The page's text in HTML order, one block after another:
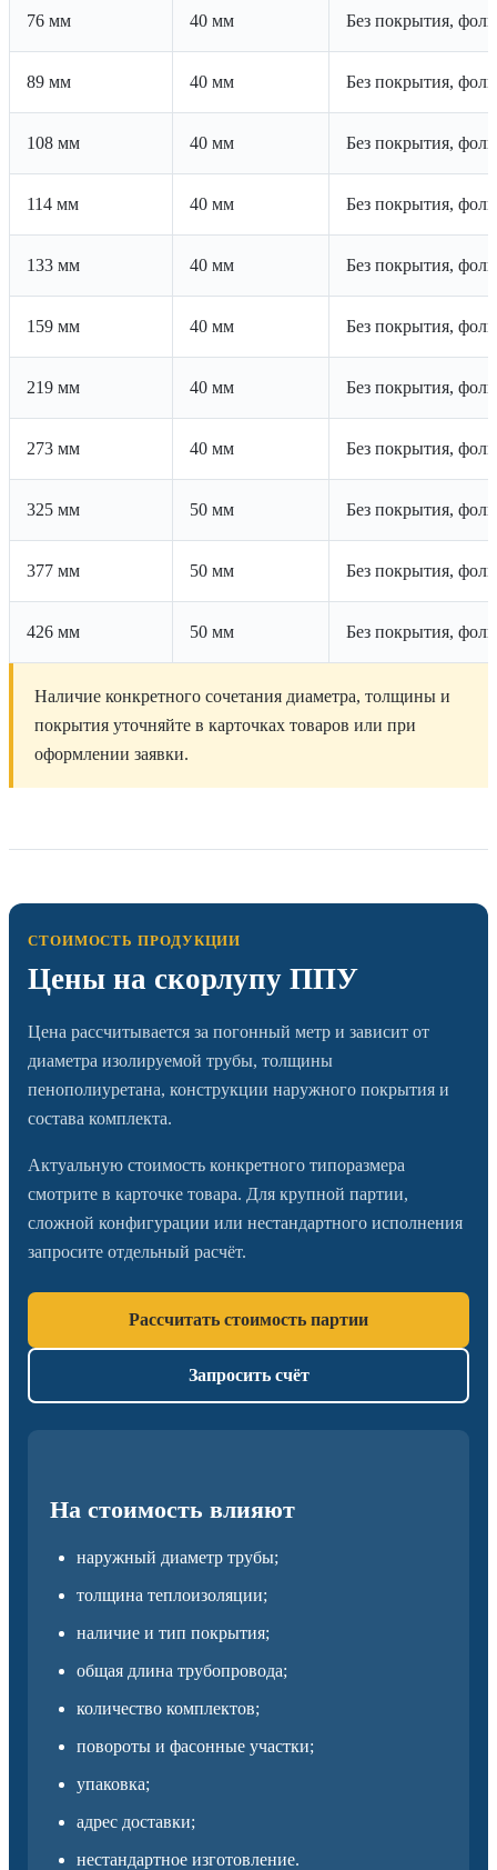
76 мм 40 мм Без покрытия,
89 мм 40 мм Без покрытия,
108 мм 40 мм Без покрытия,
114 мм 40 мм Без покрытия,
133 мм 40 мм Без покрытия,
159 мм 40 мм Без покрытия,
219 мм 40 мм Без покрытия,
273 мм 40 мм Без покрытия,
325 мм 50 мм Без покрытия,
377 мм 50 мм Без покрытия,
426 мм 50 мм Без покрытия,
Наличие конкретного сочетания диаметра, толщины и
покрытия уточняйте в карточках товаров или при
оформлении заявки.
СТОИМОСТЬ ПРОДУКЦИИ
Цены на скорлупу ППУ
Цена рассчитывается за погонный метр и зависит от
диаметра изолируемой трубы, толщины
пенополиуретана, конструкции наружного покрытия и
состава комплекта.
Актуальную стоимость конкретного типоразмера
смотрите в карточке товара. Для крупной партии,
сложной конфигурации или нестандартного исполнения
запросите отдельный расчёт.
Рассчитать стоимость партии
Запросить счёт
На стоимость влияют
наружный диаметр трубы;
толщина теплоизоляции;
наличие и тип покрытия;
общая длина трубопровода;
количество комплектов;
повороты и фасонные участки;
упаковка;
адрес доставки;
нестандартное изготовление.